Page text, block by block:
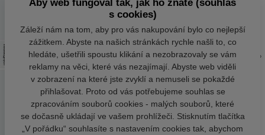
s cookies)
Záleží nám na tom, aby pro vás nakupování bylo co nejlepší
zážitkem. Abyste na našich stránkách rychle našli to, co
hledáte, ušetřili spoustu klikání a nezobrazovaly se vám
reklamy na věci, které vás nezajímají. Abyste web viděli
v zobrazení na které jste zvyklí a nemuseli se pokaždé
přihlašovat. Proto od vás potřebujeme souhlas se
zpracováním souborů cookies - malých souborů, které
se dočasně ukládají ve vašem prohlížeči. Stisknutím tlačítka
„V pořádku“ souhlasíte s nastavením cookies tak, abychom